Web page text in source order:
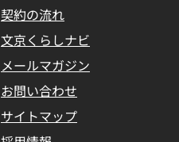
契約の流れ
文京くらしナビ
メールマガジン
お問い合わせ
サイトマップ